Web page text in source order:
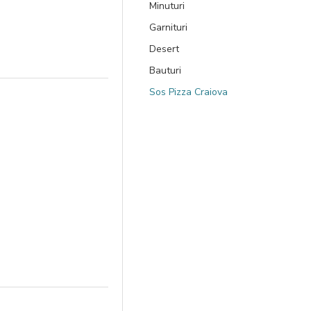
Minuturi
Garnituri
Desert
Bauturi
Sos Pizza Craiova